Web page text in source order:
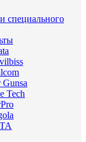
специального
Gunsa
Tech